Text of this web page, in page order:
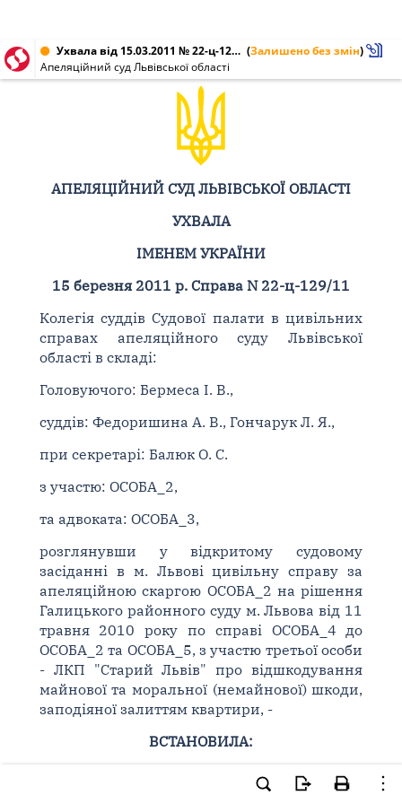
Ухвала від 15.03.2011 № 22-ц-129/11 (Залишено без змін)
Апеляційний суд Львівської області
АПЕЛЯЦІЙНИЙ СУД ЛЬВІВСЬКОЇ ОБЛАСТІ
УХВАЛА
ІМЕНЕМ УКРАЇНИ
15 березня 2011 р. Справа N 22-ц-129/11
Колегія суддів Судової палати в цивільних
справах апеляційного суду Львівської
області в складі:
Головуючого: Бермеса І. В.,
суддів: Федоришина А. В., Гончарук Л. Я.,
при секретарі: Балюк О. С.
з участю: ОСОБА_2,
та адвоката: ОСОБА_3,
розглянувши у відкритому судовому
засіданні в м. Львові цивільну справу за
апеляційною скаргою ОСОБА_2 на рішення
Галицького районного суду м. Львова від 11
травня 2010 року по справі ОСОБА_4 до
ОСОБА_2 та ОСОБА_5, з участю третьої особи
- ЛКП "Старий Львів" про відшкодування
майнової та моральної (немайнової) шкоди,
заподіяної залиттям квартири, -
ВСТАНОВИЛА:
Оскаржуваним рішенням позов задоволено